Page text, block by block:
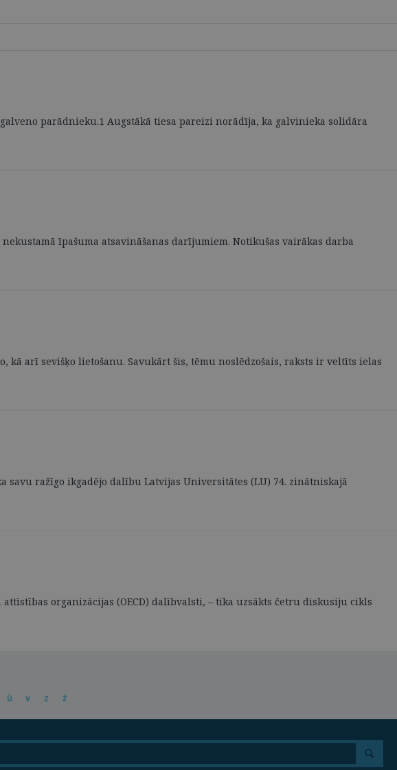
parādnieku.1 Augstākā tiesa pareizi norādīja, ka galvinieka solidāra
īpašuma atsavināšanas darījumiem. Notikušas vairākas darba
arī sevišķo lietošanu. Savukārt šis, tēmu noslēdzošais, raksts ir veltīts ielas
ražīgo ikgadējo dalību Latvijas Universitātes (LU) 74. zinātniskajā
organizācijas (OECD) dalībvalsti, – tika uzsākts četru diskusiju cikls
Ū V Z Ž